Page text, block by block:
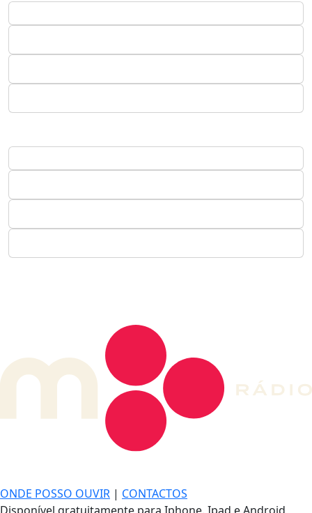
ONDE POSSO OUVIR | CONTACTOS